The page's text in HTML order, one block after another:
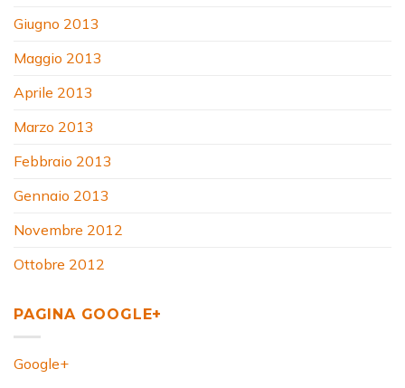
Giugno 2013
Maggio 2013
Aprile 2013
Marzo 2013
Febbraio 2013
Gennaio 2013
Novembre 2012
Ottobre 2012
PAGINA GOOGLE+
Google+